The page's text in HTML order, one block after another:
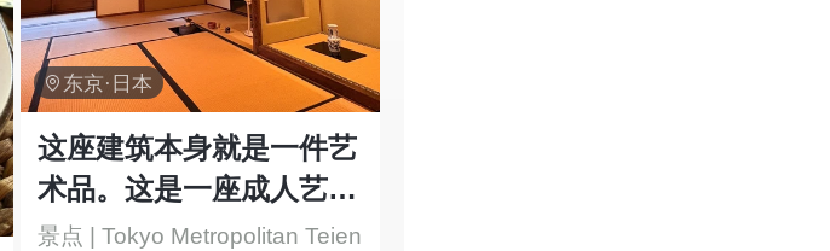
 东京·日本
这座建筑本身就是一件艺
术品。这是一座成人艺术
博物馆，您可以在这里欣
景点 | Tokyo Metropolitan Teien